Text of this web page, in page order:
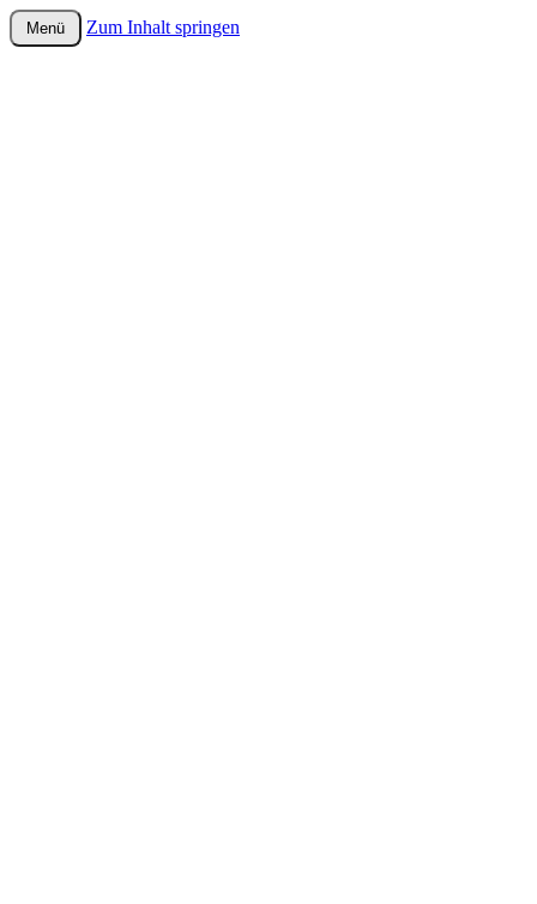
wurster-cartoon-blog.de
Menü Zum Inhalt springen